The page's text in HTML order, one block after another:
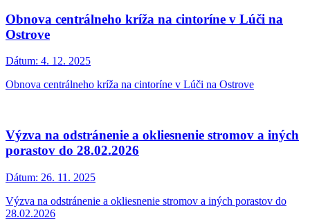
Obnova centrálneho kríža na cintoríne v Lúči na
Ostrove
Dátum: 4. 12. 2025
Obnova centrálneho kríža na cintoríne v Lúči na Ostrove
Výzva na odstránenie a okliesnenie stromov a iných
porastov do 28.02.2026
Dátum: 26. 11. 2025
Výzva na odstránenie a okliesnenie stromov a iných porastov do
28.02.2026